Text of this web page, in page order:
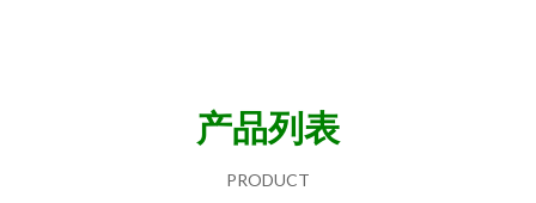
产品列表
PRODUCT